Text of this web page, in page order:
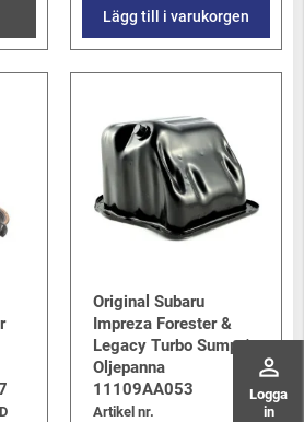
perm_identity
Logga
in
Lägg till i varukorgen
Original Subaru
Impreza Forester &
Legacy Turbo Sump /
Oljepanna
11109AA053
Artikel nr.